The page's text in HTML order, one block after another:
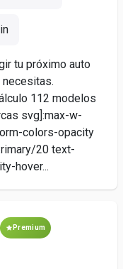
tu próximo auto
112 modelos
svg]:max-w-
colors-opacity
20 text-
hover...
Premium